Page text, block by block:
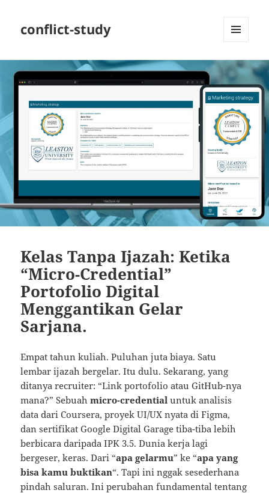
conflict-study
WIDGET
Kelas Tanpa Ijazah: Ketika
“Micro-Credential”
Portofolio Digital
Menggantikan Gelar
Sarjana.
Empat tahun kuliah. Puluhan juta biaya. Satu
lembar ijazah bergelar. Itu dulu. Sekarang, yang
ditanya recruiter: “Link portofolio atau GitHub-nya
mana?” Sebuahmicro-credential untuk analisis
data dari Coursera, proyek UI/UX nyata di Figma,
dan sertifikat Google Digital Garage tiba-tiba lebih
berbicara daripada IPK 3.5. Dunia kerja lagi
bergeser, keras. Dari “apa gelarmu” ke “apa yang
bisa kamu buktikan“. Tapi ini nggak sesederhana
pindah saluran. Ini perubahan fundamental tentang